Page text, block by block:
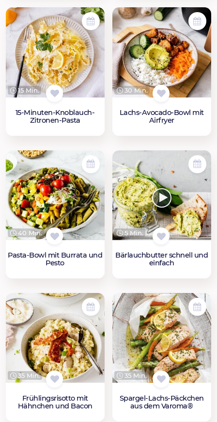
15 Min.
15-Minuten-Knoblauch-
Zitronen-Pasta
30 Min.
Lachs-Avocado-Bowl mit
Airfryer
40 Min.
Pasta-Bowl mit Burrata und
Pesto
5 Min.
Bärlauchbutter schnell und
einfach
35 Min.
Frühlingsrisotto mit
Hähnchen und Bacon
35 Min.
Spargel-Lachs-Päckchen
aus dem Varoma®